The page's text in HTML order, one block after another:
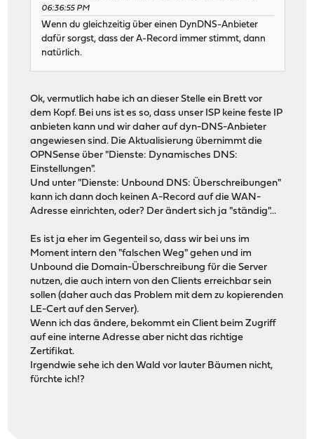
06:36:55 PM
Wenn du gleichzeitig über einen DynDNS-Anbieter
dafür sorgst, dass der A-Record immer stimmt, dann
natürlich.
Ok, vermutlich habe ich an dieser Stelle ein Brett vor
dem Kopf. Bei uns ist es so, dass unser ISP keine feste IP
anbieten kann und wir daher auf dyn-DNS-Anbieter
angewiesen sind. Die Aktualisierung übernimmt die
OPNSense über "Dienste: Dynamisches DNS:
Einstellungen".
Und unter "Dienste: Unbound DNS: Überschreibungen"
kann ich dann doch keinen A-Record auf die WAN-
Adresse einrichten, oder? Der ändert sich ja "ständig"...
Es ist ja eher im Gegenteil so, dass wir bei uns im
Moment intern den "falschen Weg" gehen und im
Unbound die Domain-Überschreibung für die Server
nutzen, die auch intern von den Clients erreichbar sein
sollen (daher auch das Problem mit dem zu kopierenden
LE-Cert auf den Server).
Wenn ich das ändere, bekommt ein Client beim Zugriff
auf eine interne Adresse aber nicht das richtige
Zertifikat.
Irgendwie sehe ich den Wald vor lauter Bäumen nicht,
fürchte ich!?